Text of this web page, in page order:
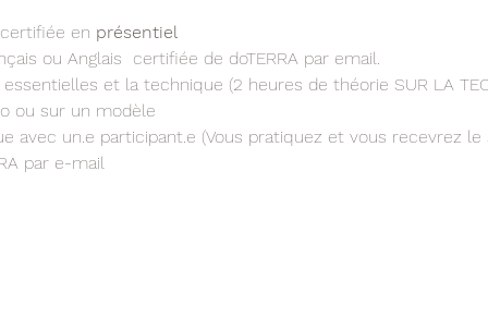
en présentiel
ou Anglais  certifiée de doTERRA par email.
et la technique (2 heures de théorie SUR LA
ou sur un modèle
avec un.e participant.e (Vous pratiquez et vous recevrez le
par e-mail